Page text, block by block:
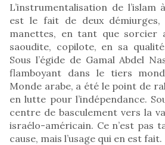
L’instrumentalisation de l’islam
est le fait de deux
manettes, en tant que sorcier
saoudite, copilote, en sa
Sous l’égide de Gamal Abdel
flamboyant dans le tiers
Monde arabe, a été le point de
en lutte pour l’indépendance.
centre de basculement vers la
israélo-américain. Ce n’est pas
cause, mais l’usage qui en est fait.